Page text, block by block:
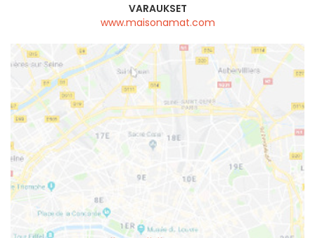
VARAUKSET
www.maisonamat.com